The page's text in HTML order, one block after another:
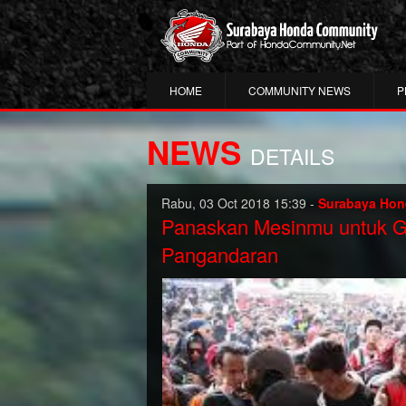
HOME COMMUNITY NEWS
NEWS DETAILS
Rabu, 03 Oct 2018 15:39 - Surabaya
Panaskan Mesinmu untuk
Pangandaran